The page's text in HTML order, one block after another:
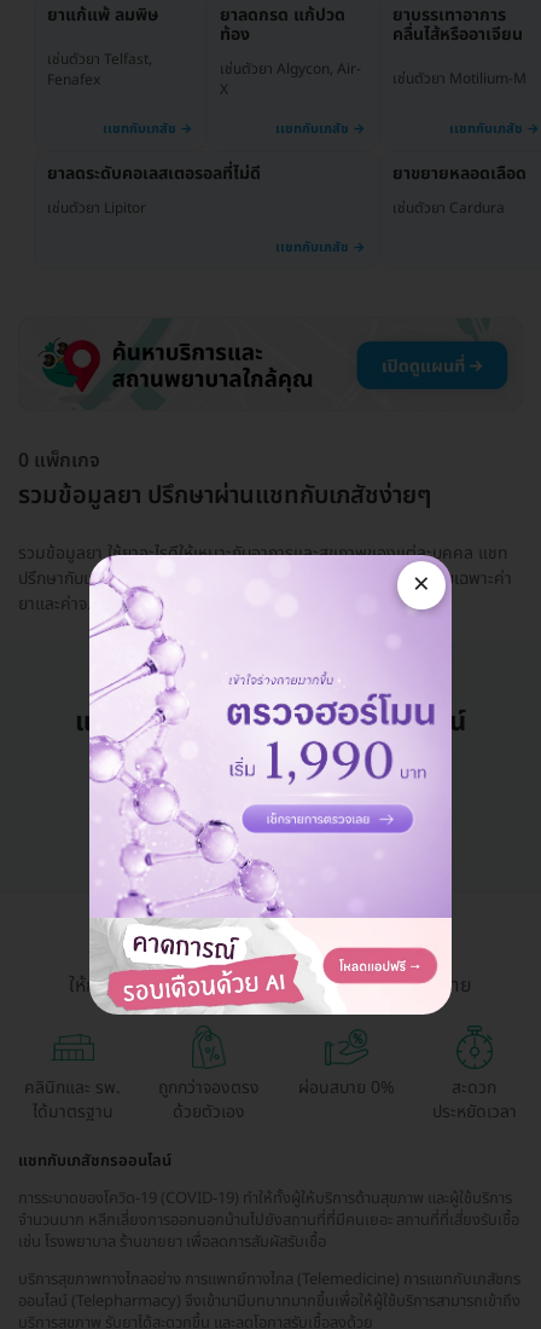
ยาแก้แพ้ ลมพิษ
เช่นตัวยา Telfast,
Fenafex
ยาลดกรด แก้ปวด
ท้อง
เช่นตัวยา Algycon, Air-
X
ยาบรรเทาอาการ
คลื่นไส้หรืออาเจียน
เช่นตัวยา Motilium-M
ยาลดระดับคอเลสเตอรอลที่ไม่ดี
เช่นตัวยา Lipitor
ยาขยายหลอดเลือด
เช่นตัวยา Cardura
0 แพ็กเกจ
รวมข้อมูลยา ปรึกษาผ่านแชทกับเภสัชง่ายๆ
รวมข้อมูลยา ใช้ยาอะไรดีให้เหมาะกับอาการและสุขภาพของแต่ละบุคคล แชท
ปรึกษากับเภสัชกรที่มีใบอนุญาตให้แน่ใจก่อน! ปรึกษาฟรี มีค่าใช้จ่ายเฉพาะค่า
ยาและค่าจ...
อ่านเพิ่ม
แอดมินพร้อมดูแลคุณทุกวันทางไลน์
คุยกับแอดมิน ฟรี!
HDmall Health ดี อะไรก็ดี
ให้การเข้าถึงบริการสุขภาพและความงามเป็นเรื่องง่าย
คลินิกและ รพ.
ได้มาตรฐาน
ถูกกว่าจองตรง
ด้วยตัวเอง
ผ่อนสบาย 0%
สะดวก
ประหยัดเวลา
แชทกับเภสัชกรออนไลน์
การระบาดของโควิด-19 (COVID-19) ทำให้ทั้งผู้ให้บริการด้านสุขภาพ และผู้ใช้บริการ
จำนวนมาก หลีกเลี่ยงการออกนอกบ้านไปยังสถานที่ที่มีคนเยอะ สถานที่ที่เสี่ยงรับเชื้อ
เช่น โรงพยาบาล ร้านขายยา เพื่อลดการสัมผัสรับเชื้อ
บริการสุขภาพทางไกลอย่าง การแพทย์ทางไกล (Telemedicine) การแชทกับเภสัชกร
ออนไลน์ (Telepharmacy) จึงเข้ามามีบทบาทมากขึ้นเพื่อให้ผู้ใช้บริการสามารถเข้าถึง
บริการสุขภาพ รับยาได้สะดวกขึ้น และลดโอกาสรับเชื้อลงด้วย
×